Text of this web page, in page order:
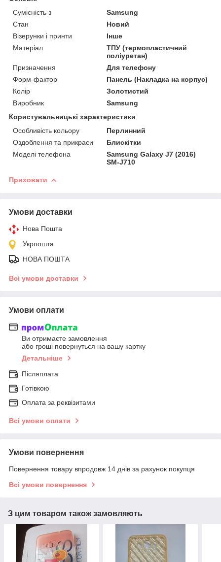
Сумісність з
Samsung
Стан
Новий
Візерунки і принти
Інше
Матеріал
ТПУ (термопластичний
поліуретан)
Призначення
Для телефону
Форм-фактор
Панель (Накладка на корпус)
Колір
Золотистий
Виробник
Samsung
Користувальницькі характеристики
Особливість кольору
Перлинний
Оздоблення та прикраси
Блискітки
Моделі телефона
Samsung Galaxy J7 (2016)
SM-J710
Приховати
Умови доставки
Нова Пошта
Укрпошта
НОВА ПОШТА
Всі умови доставки
Умови оплати
Ви отримаєте замовлення
або гроші повернуться на вашу картку
Детальніше
Післяплата
Готівкою
Оплата за реквізитами
Всі умови оплати
Умови повернення
Повернення товару впродовж 14 днів за рахунок покупця
Всі умови повернення
З цим товаром також замовляють